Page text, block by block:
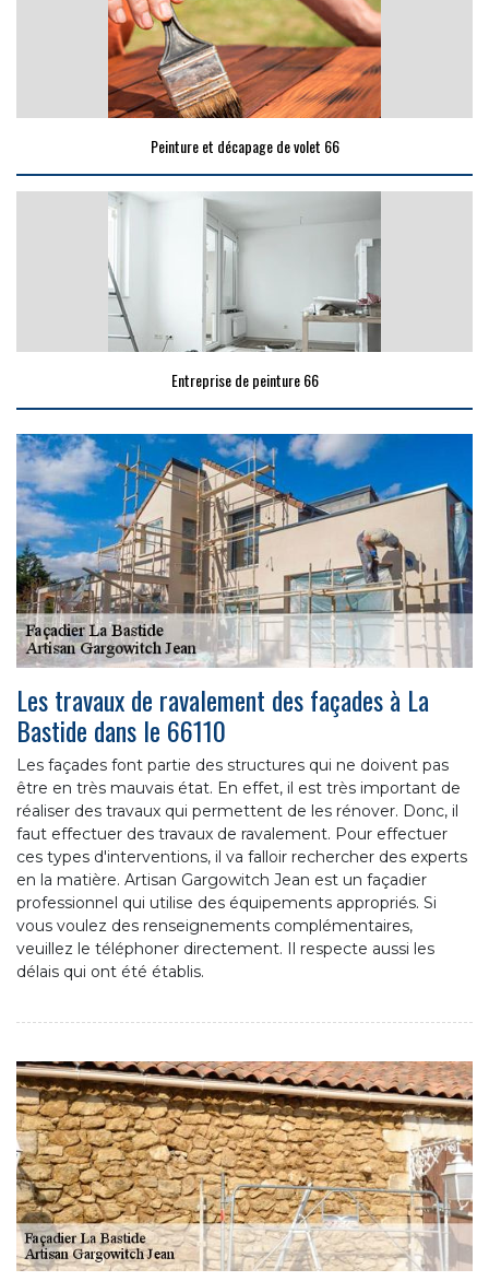
Peinture et décapage de volet 66
Entreprise de peinture 66
Les travaux de ravalement des façades à La
Bastide dans le 66110
Les façades font partie des structures qui ne doivent pas
être en très mauvais état. En effet, il est très important de
réaliser des travaux qui permettent de les rénover. Donc, il
faut effectuer des travaux de ravalement. Pour effectuer
ces types d'interventions, il va falloir rechercher des experts
en la matière. Artisan Gargowitch Jean est un façadier
professionnel qui utilise des équipements appropriés. Si
vous voulez des renseignements complémentaires,
veuillez le téléphoner directement. Il respecte aussi les
délais qui ont été établis.